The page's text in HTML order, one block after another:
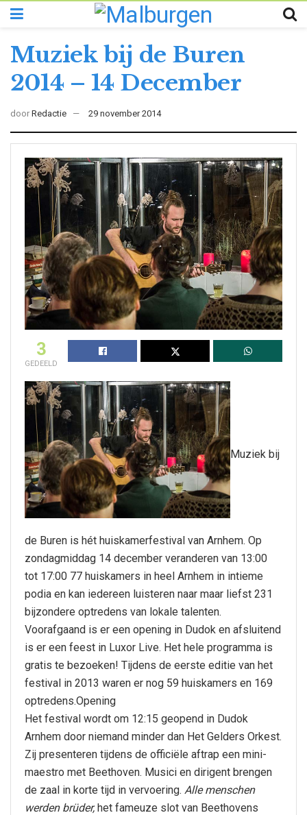
Muziek bij de Buren
2014 – 14 December
door Redactie 29 november 2014
3
GEDEELD
Muziek bij
de Buren is hét huiskamerfestival van Arnhem. Op
zondagmiddag 14 december veranderen van 13:00
tot 17:00 77 huiskamers in heel Arnhem in intieme
podia en kan iedereen luisteren naar maar liefst 231
bijzondere optredens van lokale talenten.
Voorafgaand is er een opening in Dudok en afsluitend
is er een feest in Luxor Live. Het hele programma is
gratis te bezoeken! Tijdens de eerste editie van het
festival in 2013 waren er nog 59 huiskamers en 169
optredens.Opening
Het festival wordt om 12:15 geopend in Dudok
Arnhem door niemand minder dan Het Gelders Orkest.
Zij presenteren tijdens de officiële aftrap een mini-
maestro met Beethoven. Musici en dirigent brengen
de zaal in korte tijd in vervoering. Alle menschen
werden brüder,het fameuze slot van Beethovens